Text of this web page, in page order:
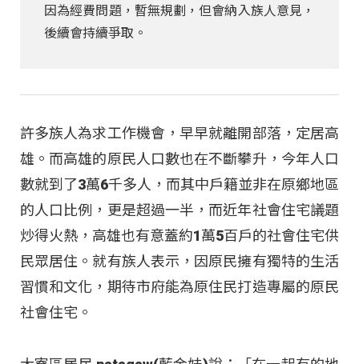
因為經費問題，暫無規劃，但會納入族人意見，
後續會持續爭取。
許多族人為求工作機會，早早就離開部落，定居高
雄。而高雄的原民人口數也在不斷攀升，今年人口
數就到了3萬6千多人，而其中戶籍並非在原鄉地區
的人口比例，更是超過一半，而近年社會住宅議題
炒得火熱，高雄也有意蓋約1萬5百戶的社會住宅供
民眾居住。就有族人表示，因原民擁有獨特的生活
習慣和文化，期待市府能為原住民打造專屬的原民
社會住宅。